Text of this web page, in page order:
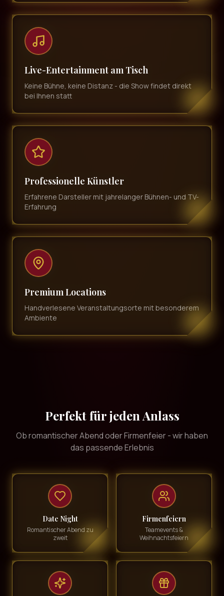
Live-Entertainment am Tisch
Keine Bühne, keine Distanz - die Show findet direkt
bei Ihnen statt
Professionelle Künstler
Erfahrene Darsteller mit jahrelanger Bühnen- und TV-
Erfahrung
Premium Locations
Handverlesene Veranstaltungsorte mit besonderem
Ambiente
Perfekt für jeden Anlass
Ob romantischer Abend oder Firmenfeier - wir haben
das passende Erlebnis
Date Night
Romantischer Abend zu
zweit
Firmenfeiern
Teamevents &
Weihnachtsfeiern